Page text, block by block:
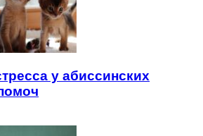
у абиссинских